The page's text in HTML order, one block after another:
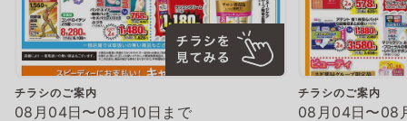
チラシのご案内
08月04日〜08月10日まで
チラシのご案内
08月04日〜08